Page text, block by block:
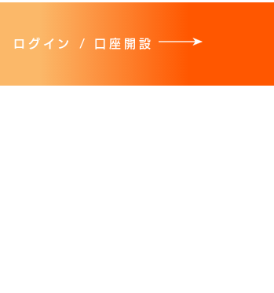
ログイン / 口座開設